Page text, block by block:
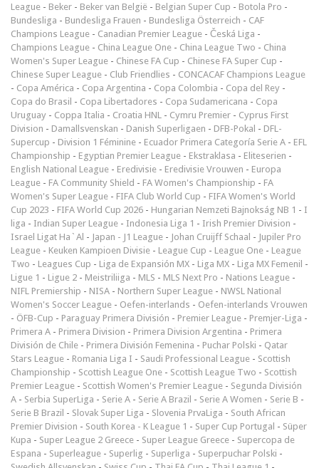
League - Beker - Beker van België - Belgian Super Cup - Botola Pro -
Bundesliga - Bundesliga Frauen - Bundesliga Österreich - CAF
Champions League - Canadian Premier League - Česká Liga -
Champions League - China League One - China League Two - China
Women's Super League - Chinese FA Cup - Chinese FA Super Cup -
Chinese Super League - Club Friendlies - CONCACAF Champions League
- Copa América - Copa Argentina - Copa Colombia - Copa del Rey -
Copa do Brasil - Copa Libertadores - Copa Sudamericana - Copa
Uruguay - Coppa Italia - Croatia HNL - Cymru Premier - Cyprus First
Division - Damallsvenskan - Danish Superligaen - DFB-Pokal - DFL-
Supercup - Division 1 Féminine - Ecuador Primera Categoría Serie A - EFL
Championship - Egyptian Premier League - Ekstraklasa - Eliteserien -
English National League - Eredivisie - Eredivisie Vrouwen - Europa
League - FA Community Shield - FA Women's Championship - FA
Women's Super League - FIFA Club World Cup - FIFA Women's World
Cup 2023 - FIFA World Cup 2026 - Hungarian Nemzeti Bajnokság NB 1 - I
liga - Indian Super League - Indonesia Liga 1 - Irish Premier Division -
Israel Ligat Ha`Al - Japan - J1 League - Johan Cruijff Schaal - Jupiler Pro
League - Keuken Kampioen Divisie - League Cup - League One - League
Two - Leagues Cup - Liga de Expansión MX - Liga MX - Liga MX Femenil -
Ligue 1 - Ligue 2 - Meistriliiga - MLS - MLS Next Pro - Nations League -
NIFL Premiership - NISA - Northern Super League - NWSL National
Women's Soccer League - Oefen-interlands - Oefen-interlands Vrouwen
- ÖFB-Cup - Paraguay Primera División - Premier League - Premjer-Liga -
Primera A - Primera Division - Primera Division Argentina - Primera
División de Chile - Primera División Femenina - Puchar Polski - Qatar
Stars League - Romania Liga I - Saudi Professional League - Scottish
Championship - Scottish League One - Scottish League Two - Scottish
Premier League - Scottish Women's Premier League - Segunda División
A - Serbia SuperLiga - Serie A - Serie A Brazil - Serie A Women - Serie B -
Serie B Brazil - Slovak Super Liga - Slovenia PrvaLiga - South African
Premier Division - South Korea - K League 1 - Super Cup Portugal - Süper
Kupa - Super League 2 Greece - Super League Greece - Supercopa de
Espana - Superleague - Superlig - Superliga - Superpuchar Polski -